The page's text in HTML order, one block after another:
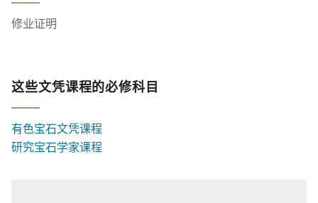
修业证明
这些文凭课程的必修科目
有色宝石文凭课程
研究宝石学家课程